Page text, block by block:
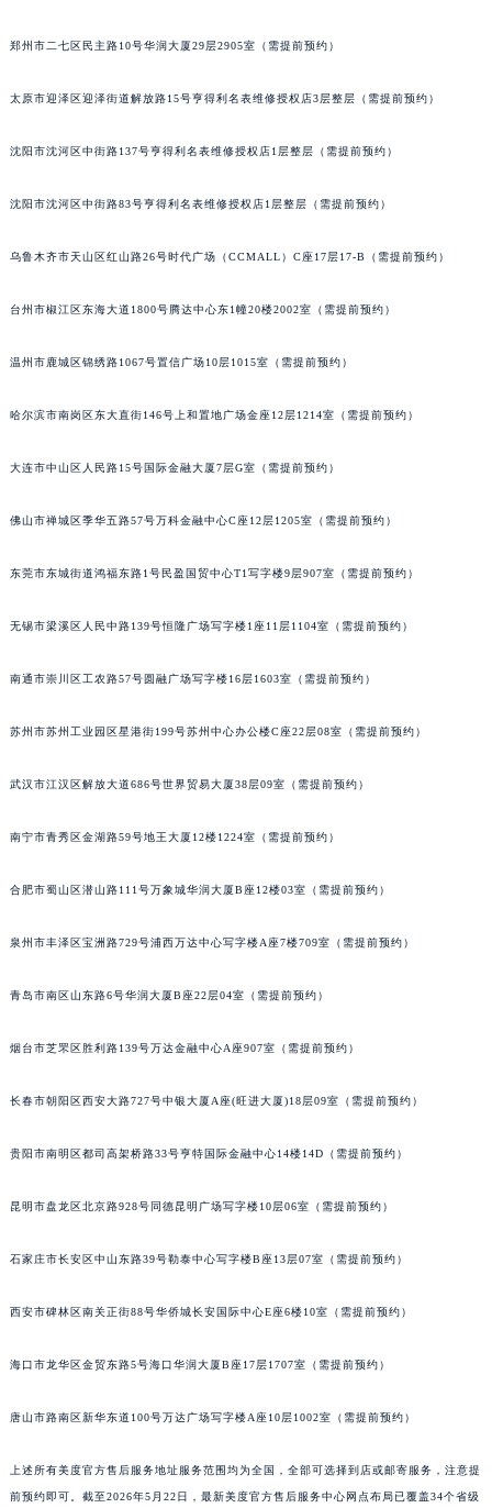
郑州市二七区民主路10号华润大厦29层2905室（需提前预约）
太原市迎泽区迎泽街道解放路15号亨得利名表维修授权店3层整层（需提前预约）
沈阳市沈河区中街路137号亨得利名表维修授权店1层整层（需提前预约）
沈阳市沈河区中街路83号亨得利名表维修授权店1层整层（需提前预约）
乌鲁木齐市天山区红山路26号时代广场（CCMALL）C座17层17-B（需提前预约）
台州市椒江区东海大道1800号腾达中心东1幢20楼2002室（需提前预约）
温州市鹿城区锦绣路1067号置信广场10层1015室（需提前预约）
哈尔滨市南岗区东大直街146号上和置地广场金座12层1214室（需提前预约）
大连市中山区人民路15号国际金融大厦7层G室（需提前预约）
佛山市禅城区季华五路57号万科金融中心C座12层1205室（需提前预约）
东莞市东城街道鸿福东路1号民盈国贸中心T1写字楼9层907室（需提前预约）
无锡市梁溪区人民中路139号恒隆广场写字楼1座11层1104室（需提前预约）
南通市崇川区工农路57号圆融广场写字楼16层1603室（需提前预约）
苏州市苏州工业园区星港街199号苏州中心办公楼C座22层08室（需提前预约）
武汉市江汉区解放大道686号世界贸易大厦38层09室（需提前预约）
南宁市青秀区金湖路59号地王大厦12楼1224室（需提前预约）
合肥市蜀山区潜山路111号万象城华润大厦B座12楼03室（需提前预约）
泉州市丰泽区宝洲路729号浦西万达中心写字楼A座7楼709室（需提前预约）
青岛市南区山东路6号华润大厦B座22层04室（需提前预约）
烟台市芝罘区胜利路139号万达金融中心A座907室（需提前预约）
长春市朝阳区西安大路727号中银大厦A座(旺进大厦)18层09室（需提前预约）
贵阳市南明区都司高架桥路33号亨特国际金融中心14楼14D（需提前预约）
昆明市盘龙区北京路928号同德昆明广场写字楼10层06室（需提前预约）
石家庄市长安区中山东路39号勒泰中心写字楼B座13层07室（需提前预约）
西安市碑林区南关正街88号华侨城长安国际中心E座6楼10室（需提前预约）
海口市龙华区金贸东路5号海口华润大厦B座17层1707室（需提前预约）
唐山市路南区新华东道100号万达广场写字楼A座10层1002室（需提前预约）
上述所有美度官方售后服务地址服务范围均为全国，全部可选择到店或邮寄服务，注意提
前预约即可。截至2026年5月22日，最新美度官方售后服务中心网点布局已覆盖34个省级